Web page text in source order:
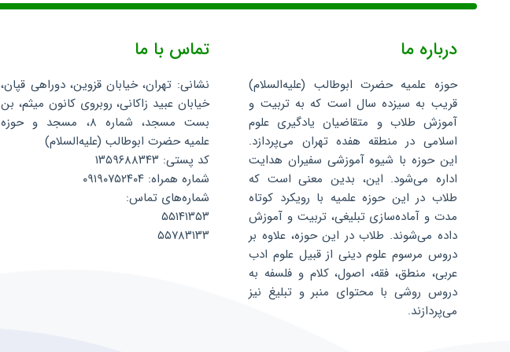
درباره ما
حوزه علمیه حضرت ابوطالب (علیه‌السلام)
قریب به سیزده سال است که به تربیت و
آموزش طلاب و متقاضیان یادگیری علوم
اسلامی در منطقه هفده تهران می‌پردازد.
این حوزه با شیوه آموزشی سفیران هدایت
اداره می‌شود. این، بدین معنی است که
طلاب در این حوزه علمیه با رویکرد کوتاه
مدت و آماده‌سازی تبلیغی، تربیت و آموزش
داده می‌شوند. طلاب در این حوزه، علاوه بر
دروس مرسوم علوم دینی از قبیل علوم ادب
عربی، منطق، فقه، اصول، کلام و فلسفه به
دروس روشی با محتوای منبر و تبلیغ نیز
می‌پردازند.
تماس با ما
نشانی: تهران، خیابان قزوین، دوراهی قپان،
خیابان عبید زاکانی، روبروی کانون میثم، بن
بست مسجد، شماره ۸، مسجد و حوزه
علمیه حضرت ابوطالب (علیه‌السلام)
کد پستی: ۱۳۵۹۶۸۸۳۴۳
شماره همراه: ۰۹۱۹۰۷۵۲۴۰۴
شماره‌های تماس:
۵۵۱۴۱۳۵۳
۵۵۷۸۳۱۳۳